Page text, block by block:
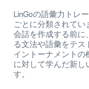
LinGoの語彙力トレ
ごとに分類されて
会話を作成する前に
る文法や語彙をテス
イントーナメントの
に対して学んだ新し
す。